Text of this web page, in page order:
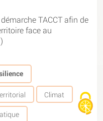
TACCT afin de
face au
Climat